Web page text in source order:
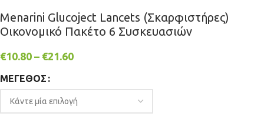
Menarini Glucoject Lancets (Σκαρφιστήρες)
Οικονομικό Πακέτο 6 Συσκευασιών
€10.80 – €21.60
ΜΕΓΕΘΟΣ